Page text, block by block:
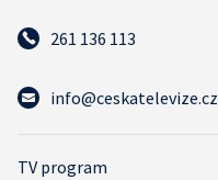
261 136 113
info@ceskatelevize.cz
TV program